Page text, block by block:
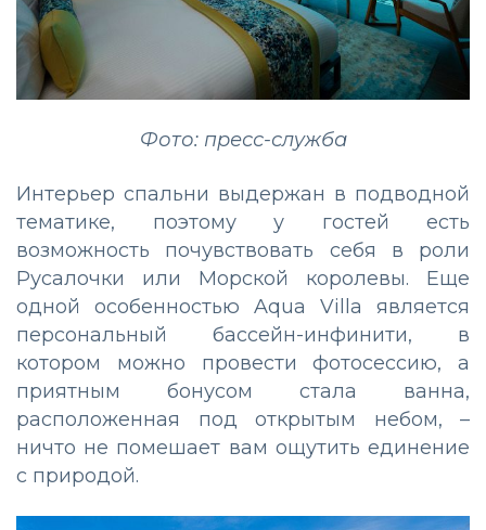
Фото: пресс-служба
Интерьер спальни выдержан в подводной
тематике, поэтому у гостей есть
возможность почувствовать себя в роли
Русалочки или Морской королевы. Еще
одной особенностью Aqua Villa является
персональный бассейн-инфинити, в
котором можно провести фотосессию, а
приятным бонусом стала ванна,
расположенная под открытым небом, –
ничто не помешает вам ощутить единение
с природой.